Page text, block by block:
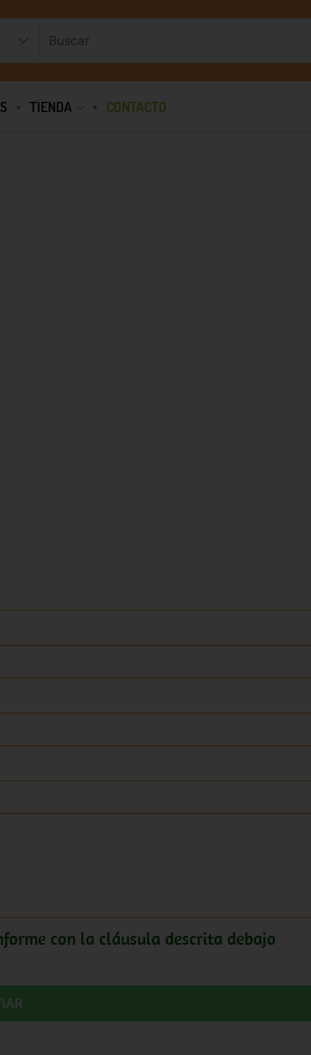
TIENDA CONTACTO
con la cláusula descrita debajo